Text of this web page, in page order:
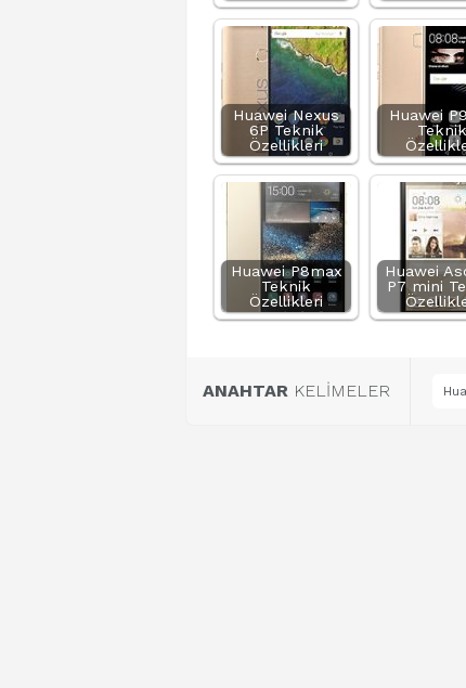
Huawei Nexus
6P Teknik
Özellikleri
Huawei
Teknik
Huawei P8max
Teknik
Özellikleri
Huawei
P7 mini
ANAHTAR KELİMELER